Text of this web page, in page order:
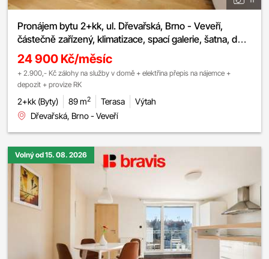
Pronájem bytu 2+kk, ul. Dřevařská, Brno - Veveří,
částečně zařízený, klimatizace, spací galerie, šatna, dvě
terasy
24 900 Kč/měsíc
+ 2.900,- Kč zálohy na služby v domě + elektřina přepis na nájemce +
depozit + provize RK
2+kk (Byty) 89 m2 Terasa
Výtah
Dřevařská, Brno - Veveří
Volný od 15. 08. 2026